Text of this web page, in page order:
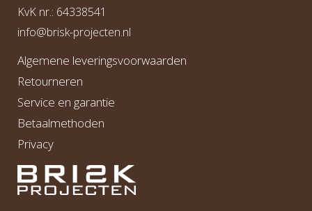
KvK nr.: 64338541
info@brisk-projecten.nl
Algemene leveringsvoorwaarden
Retourneren
Service en garantie
Betaalmethoden
Privacy